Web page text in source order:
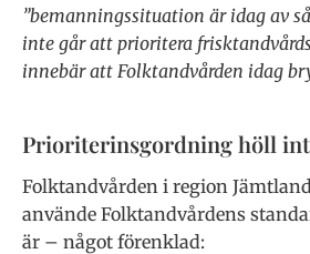
”bemanningssituation är idag av
inte går att prioritera
innebär att Folktandvården idag
Prioriterinsgordning höll
Folktandvården i region
använde Folktandvårdens
är – något förenklad: